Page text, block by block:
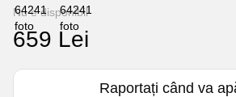
Nu e disponibil
659 Lei
Raportați când va